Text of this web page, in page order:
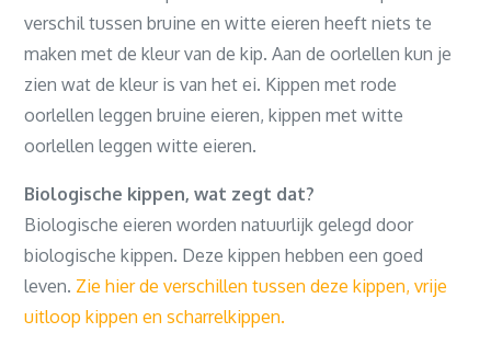
verschil tussen bruine en witte eieren heeft niets te
maken met de kleur van de kip. Aan de oorlellen kun je
zien wat de kleur is van het ei. Kippen met rode
oorlellen leggen bruine eieren, kippen met witte
oorlellen leggen witte eieren.
Biologische kippen, wat zegt dat?
Biologische eieren worden natuurlijk gelegd door
biologische kippen. Deze kippen hebben een goed
leven. Zie hier de verschillen tussen deze kippen, vrije
uitloop kippen en scharrelkippen.